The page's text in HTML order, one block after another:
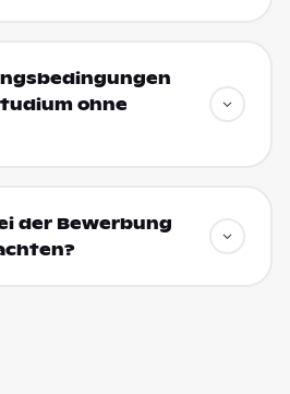
ohne
der Bewerbung